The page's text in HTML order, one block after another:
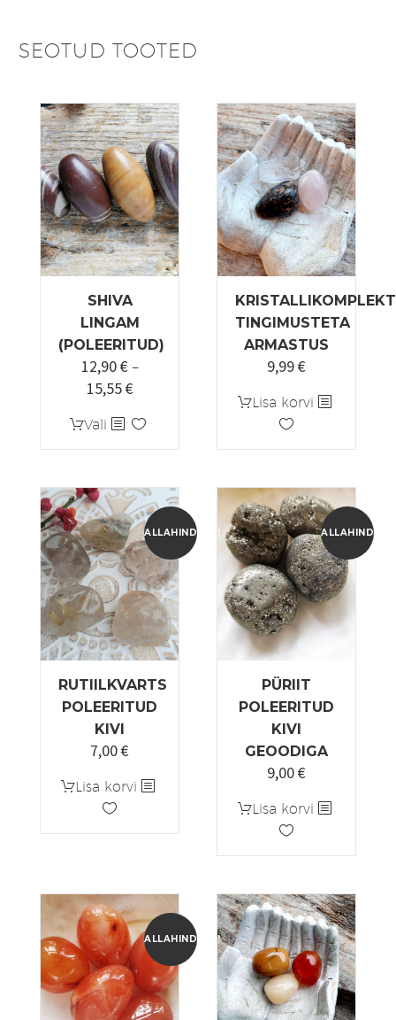
SEOTUD TOOTED
SHIVA
LINGAM
(POLEERITUD)
12,90€ –
15,55€Hinnavahemik:
kuni
15,55 €
Vali Sellel
tootel
mitu
varianti.
Valikuid
saab
teha
tootelehel.
KRISTALLIKOMPLEKT
TINGIMUSTETA
ARMASTUS
9,99€
Lisa korvi
ALLAHINDLUS!
RUTIILKVARTS
POLEERITUD
KIVI
Algne
oli:
10,00 €.
7,00€
on:
Lisa korvi
ALLAHINDLUS!
PÜRIIT
POLEERITUD
KIVI
GEOODIGA
Algne
oli:
12,00 €.
9,00€
on:
Lisa korvi
ALLAHINDLUS!